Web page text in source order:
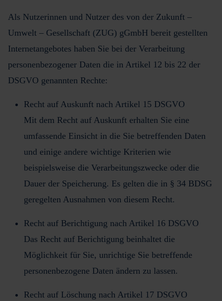
Als Nutzerinnen und Nutzer des von der Zukunft –
Umwelt – Gesellschaft (ZUG) gGmbH bereit gestellten
Internetangebotes haben Sie bei der Verarbeitung
personenbezogener Daten die in Artikel 12 bis 22 der
DSGVO genannten Rechte:
Recht auf Auskunft nach Artikel 15 DSGVO
Mit dem Recht auf Auskunft erhalten Sie eine
umfassende Einsicht in die Sie betreffenden Daten
und einige andere wichtige Kriterien wie
beispielsweise die Verarbeitungszwecke oder die
Dauer der Speicherung. Es gelten die in § 34 BDSG
geregelten Ausnahmen von diesem Recht.
Recht auf Berichtigung nach Artikel 16 DSGVO
Das Recht auf Berichtigung beinhaltet die
Möglichkeit für Sie, unrichtige Sie betreffende
personenbezogene Daten ändern zu lassen.
Recht auf Löschung nach Artikel 17 DSGVO